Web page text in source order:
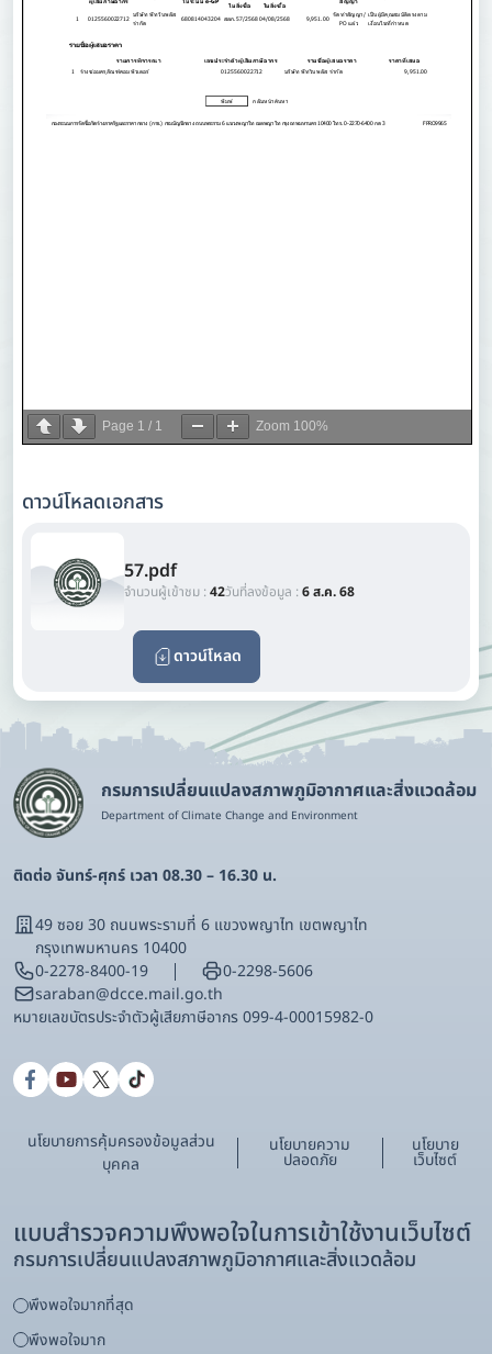
Page 1 / 1 Zoom 100%
ดาวน์โหลดเอกสาร
57.pdf
จำนวนผู้เข้าชม :42วันที่ลงข้อมูล :6 ส.ค. 68
ดาวน์โหลด
กรมการเปลี่ยนแปลงสภาพภูมิอากาศและสิ่งแวดล้อม
Department of Climate Change and Environment
ติดต่อ จันทร์-ศุกร์ เวลา 08.30 – 16.30 น.
49 ซอย 30 ถนนพระรามที่ 6 แขวงพญาไท เขตพญาไท
กรุงเทพมหานคร 10400
0-2278-8400-19
0-2298-5606
saraban@dcce.mail.go.th
หมายเลขบัตรประจําตัวผู้เสียภาษีอากร 099-4-00015982-0
นโยบายการคุ้มครองข้อมูลส่วน
บุคคล
นโยบายความ
ปลอดภัย
นโยบาย
เว็บไซต์
แบบสำรวจความพึงพอใจในการเข้าใช้งานเว็บไซต์
กรมการเปลี่ยนแปลงสภาพภูมิอากาศและสิ่งแวดล้อม
พึงพอใจมากที่สุด
พึงพอใจมาก